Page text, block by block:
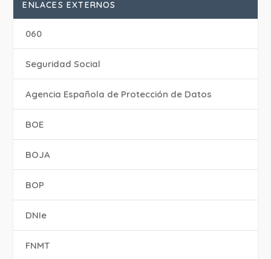
ENLACES EXTERNOS
060
Seguridad Social
Agencia Española de Protección de Datos
BOE
BOJA
BOP
DNIe
FNMT